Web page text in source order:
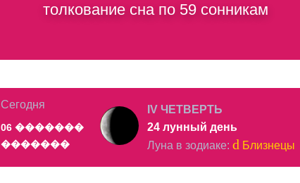
толкование сна по 59 сонникам
Сегодня
06 �������
�������
IV ЧЕТВЕРТЬ
24 лунный день
Луна в зодиаке: d Близнецы